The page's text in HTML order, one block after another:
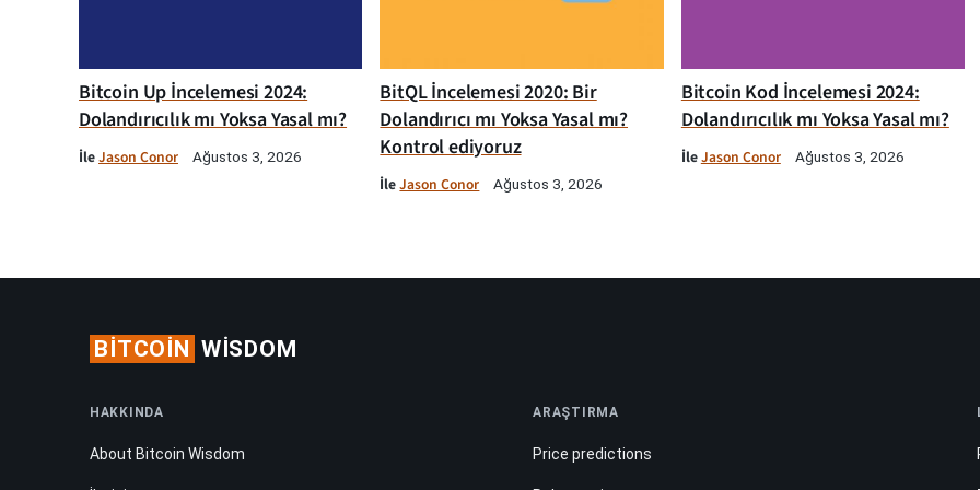
Bitcoin Up İncelemesi 2024:
Dolandırıcılık mı Yoksa Yasal mı?
İleJason Conor Ağustos 3, 2026
BitQL İncelemesi 2020: Bir
Dolandırıcı mı Yoksa Yasal mı?
Kontrol ediyoruz
İleJason Conor Ağustos 3, 2026
Bitcoin Kod İncelemesi 2024:
Dolandırıcılık mı Yoksa Yasal mı?
İleJason Conor Ağustos 3, 2026
BITCOIN WISDOM
HAKKINDA
About Bitcoin Wisdom
ARAŞTIRMA
Price predictions